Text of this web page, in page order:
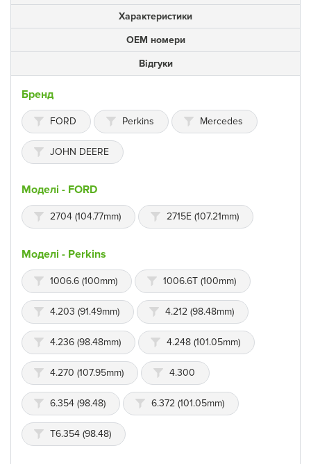
Характеристики
ОЕМ номери
Відгуки
Бренд
FORD Perkins Mercedes
JOHN DEERE
Моделі - FORD
2704 (104.77mm) 2715E (107.21mm)
Моделі - Perkins
1006.6 (100mm) 1006.6T (100mm)
4.203 (91.49mm) 4.212 (98.48mm)
4.236 (98.48mm) 4.248 (101.05mm)
4.270 (107.95mm) 4.300
6.354 (98.48) 6.372 (101.05mm)
T6.354 (98.48)